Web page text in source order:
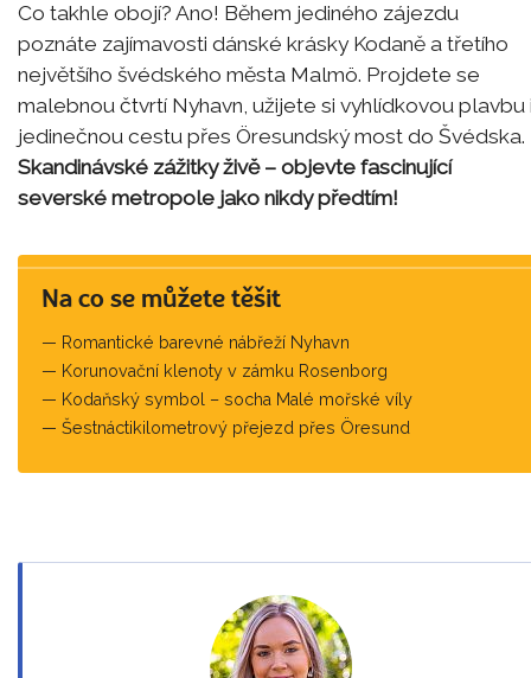
Co takhle obojí? Ano! Během jediného zájezdu
poznáte zajímavosti dánské krásky Kodaně a třetího
největšího švédského města Malmö. Projdete se
malebnou čtvrtí Nyhavn, užijete si vyhlídkovou plavbu
jedinečnou cestu přes Öresundský most do Švédska.
Skandinávské zážitky živě – objevte fascinující
severské metropole jako nikdy předtím!
Na co se můžete těšit
Romantické barevné nábřeží Nyhavn
Korunovační klenoty v zámku Rosenborg
Kodaňský symbol – socha Malé mořské víly
Šestnáctikilometrový přejezd přes Öresund